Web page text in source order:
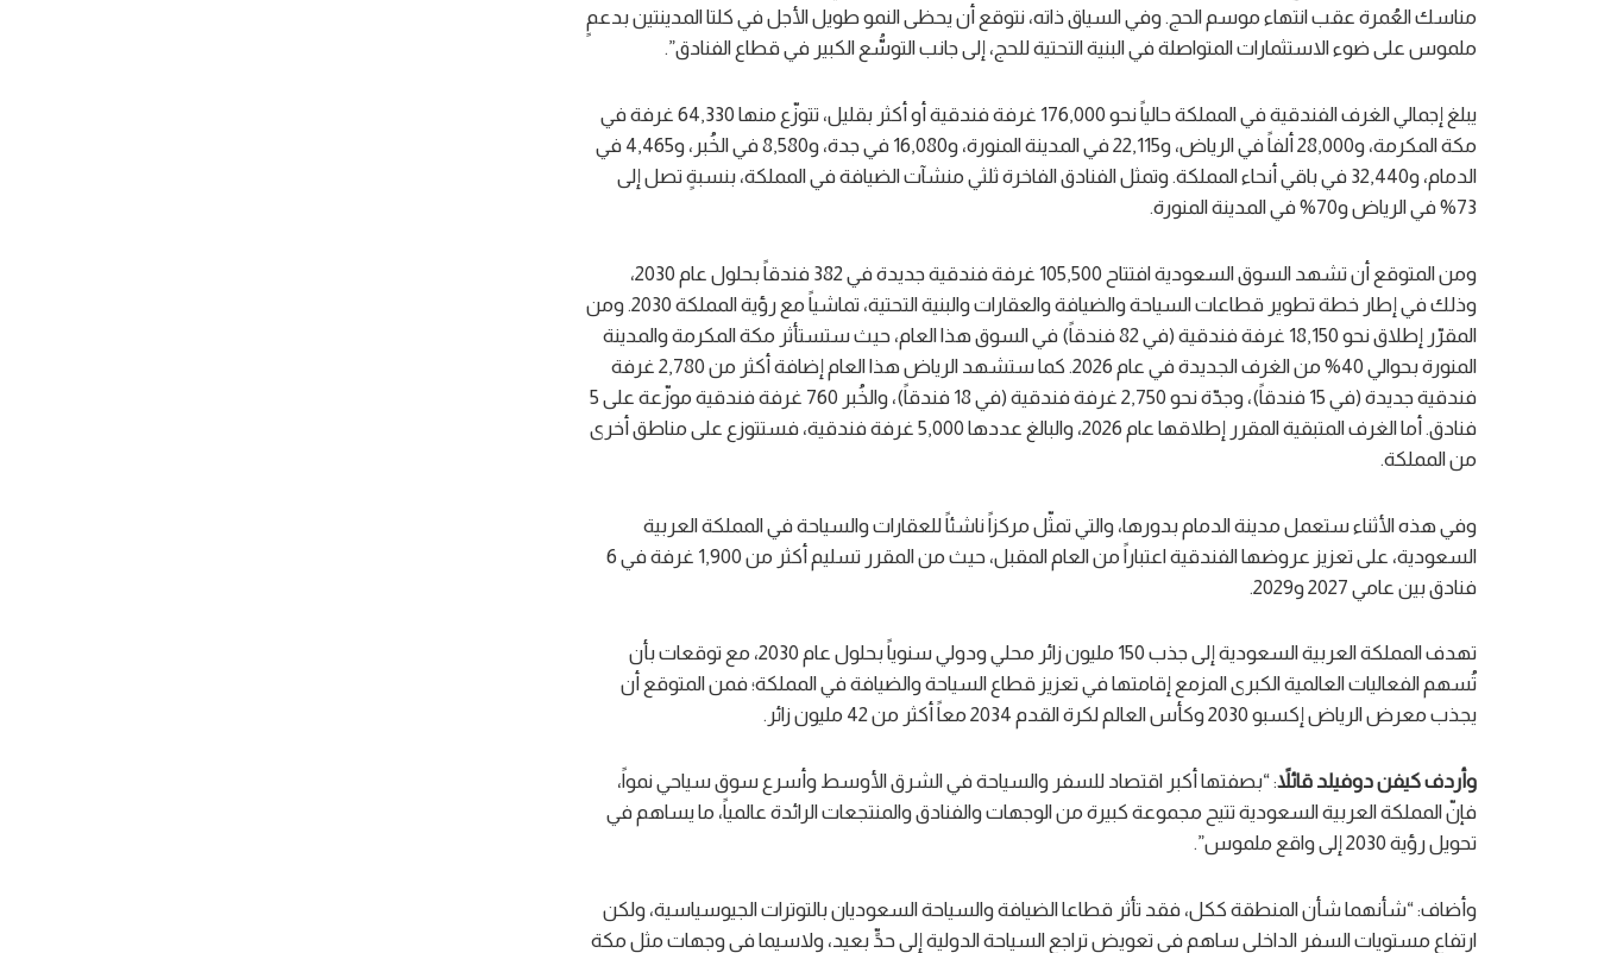
مناسك العُمرة عقب انتهاء موسم الحج. وفي السياق ذاته، نتوقع أن يحظى النمو طويل الأجل في كلتا المدينتين بدعمٍ
ملموس على ضوء الاستثمارات المتواصلة في البنية التحتية للحج، إلى جانب التوسُّع الكبير في قطاع الفنادق”.
يبلغ إجمالي الغرف الفندقية في المملكة حالياً نحو 176,000 غرفة فندقية أو أكثر بقليل، تتوزّع منها 64,330 غرفة في
مكة المكرمة، و28,000 ألفاً في الرياض، و22,115 في المدينة المنورة، و16,080 في جدة، و8,580 في الخُبر، و4,465 في
الدمام، و32,440 في باقي أنحاء المملكة. وتمثل الفنادق الفاخرة ثلثي منشآت الضيافة في المملكة، بنسبةٍ تصل إلى
73% في الرياض و70% في المدينة المنورة.
ومن المتوقع أن تشهد السوق السعودية افتتاح 105,500 غرفة فندقية جديدة في 382 فندقاً بحلول عام 2030،
وذلك في إطار خطة تطوير قطاعات السياحة والضيافة والعقارات والبنية التحتية، تماشياً مع رؤية المملكة 2030. ومن
المقرّر إطلاق نحو 18,150 غرفة فندقية (في 82 فندقاً) في السوق هذا العام، حيث ستستأثر مكة المكرمة والمدينة
المنورة بحوالي 40% من الغرف الجديدة في عام 2026. كما ستشهد الرياض هذا العام إضافة أكثر من 2,780 غرفة
فندقية جديدة (في 15 فندقاً)، وجدّة نحو 2,750 غرفة فندقية (في 18 فندقاً)، والخُبر 760 غرفة فندقية موزّعة على 5
فنادق. أما الغرف المتبقية المقرر إطلاقها عام 2026، والبالغ عددها 5,000 غرفة فندقية، فستتوزع على مناطق أخرى
من المملكة.
وفي هذه الأثناء ستعمل مدينة الدمام بدورها، والتي تمثّل مركزاً ناشئاً للعقارات والسياحة في المملكة العربية
السعودية، على تعزيز عروضها الفندقية اعتباراً من العام المقبل، حيث من المقرر تسليم أكثر من 1,900 غرفة في 6
فنادق بين عامي 2027 و2029.
تهدف المملكة العربية السعودية إلى جذب 150 مليون زائر محلي ودولي سنوياً بحلول عام 2030، مع توقعات بأن
تُسهم الفعاليات العالمية الكبرى المزمع إقامتها في تعزيز قطاع السياحة والضيافة في المملكة؛ فمن المتوقع أن
يجذب معرض الرياض إكسبو 2030 وكأس العالم لكرة القدم 2034 معاً أكثر من 42 مليون زائر.
وأردف كيفن دوفيلد قائلاً: “بصفتها أكبر اقتصاد للسفر والسياحة في الشرق الأوسط وأسرع سوق سياحي نمواً،
فإنّ المملكة العربية السعودية تتيح مجموعة كبيرة من الوجهات والفنادق والمنتجعات الرائدة عالمياً، ما يساهم في
تحويل رؤية 2030 إلى واقع ملموس”.
وأضاف: “شأنهما شأن المنطقة ككل، فقد تأثر قطاعا الضيافة والسياحة السعوديان بالتوترات الجيوسياسية، ولكن
ارتفاع مستويات السفر الداخلي ساهم في تعويض تراجع السياحة الدولية إلى حدٍّ بعيد، ولاسيما في وجهات مثل مكة